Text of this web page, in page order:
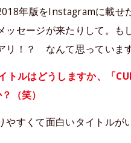
年版をInstagramに載せ
ッセージが来たりして。も
リ！？ なんて思っています
ルはどうしますか、「
（笑）
やすくて面白いタイトルが